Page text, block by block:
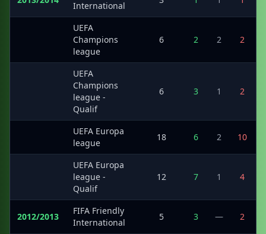
International
UEFA
Champions
league
6 2 2 2
UEFA
Champions
league -
Qualif
6 3 1 2
UEFA Europa
league
18 6 2 10
UEFA Europa
league -
Qualif
12 7 1 4
2012/2013
FIFA Friendly
International
5 3 — 2